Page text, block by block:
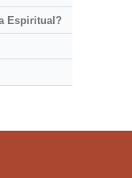
Espiritual?